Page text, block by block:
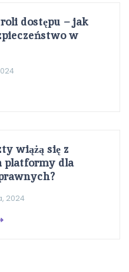
dostępu – jak
w
wiążą się z
platformy dla
2024